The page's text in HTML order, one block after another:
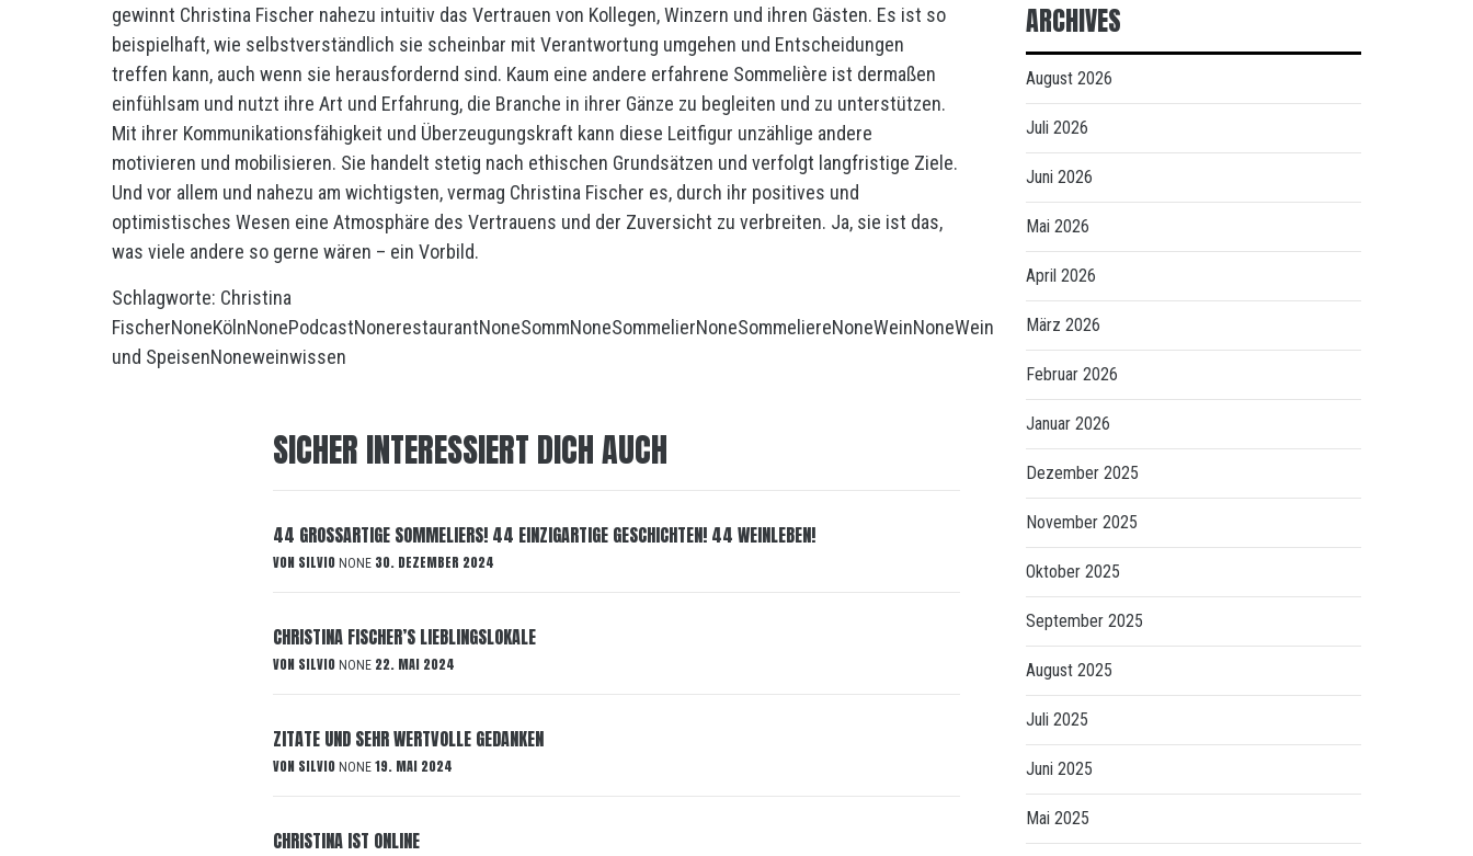
gewinnt Christina Fischer nahezu intuitiv das Vertrauen von Kollegen, Winzern und ihren Gästen. Es ist so
beispielhaft, wie selbstverständlich sie scheinbar mit Verantwortung umgehen und Entscheidungen
treffen kann, auch wenn sie herausfordernd sind. Kaum eine andere erfahrene Sommelière ist dermaßen
einfühlsam und nutzt ihre Art und Erfahrung, die Branche in ihrer Gänze zu begleiten und zu unterstützen.
Mit ihrer Kommunikationsfähigkeit und Überzeugungskraft kann diese Leitfigur unzählige andere
motivieren und mobilisieren. Sie handelt stetig nach ethischen Grundsätzen und verfolgt langfristige Ziele.
Und vor allem und nahezu am wichtigsten, vermag Christina Fischer es, durch ihr positives und
optimistisches Wesen eine Atmosphäre des Vertrauens und der Zuversicht zu verbreiten. Ja, sie ist das,
was viele andere so gerne wären – ein Vorbild.
Schlagworte: Christina
FischerNoneKölnNonePodcastNonerestaurantNoneSommNoneSommelierNoneSommeliereNoneWeinNoneWein
und SpeisenNoneweinwissen
SICHER INTERESSIERT DICH AUCH
44 GROSSARTIGE SOMMELIERS! 44 EINZIGARTIGE GESCHICHTEN! 44 WEINLEBEN!
VON SILVIO NONE 30. DEZEMBER 2024
CHRISTINA FISCHER’S LIEBLINGSLOKALE
VON SILVIO NONE 22. MAI 2024
ZITATE UND SEHR WERTVOLLE GEDANKEN
VON SILVIO NONE 19. MAI 2024
CHRISTINA IST ONLINE
ARCHIVES
August 2026
Juli 2026
Juni 2026
Mai 2026
April 2026
März 2026
Februar 2026
Januar 2026
Dezember 2025
November 2025
Oktober 2025
September 2025
August 2025
Juli 2025
Juni 2025
Mai 2025